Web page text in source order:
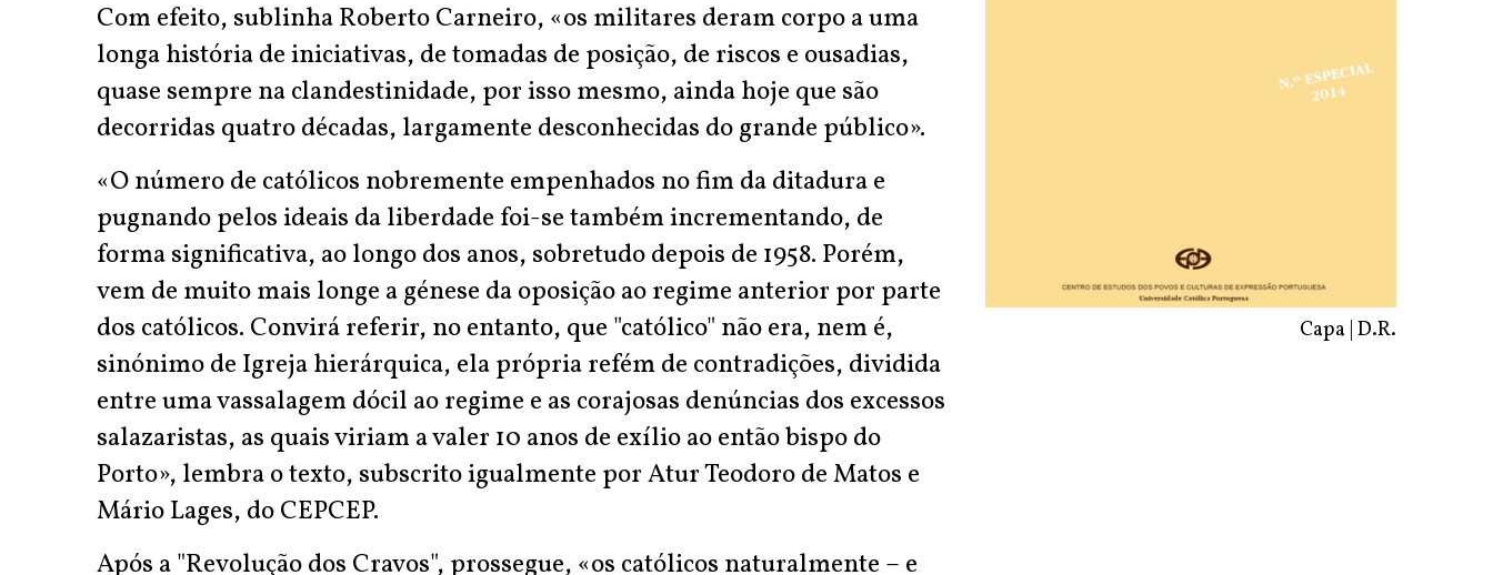
Com efeito, sublinha Roberto Carneiro, «os militares deram corpo a uma
longa história de iniciativas, de tomadas de posição, de riscos e ousadias,
quase sempre na clandestinidade, por isso mesmo, ainda hoje que são
decorridas quatro décadas, largamente desconhecidas do grande público».
«O número de católicos nobremente empenhados no fim da ditadura e
pugnando pelos ideais da liberdade foi-se também incrementando, de
forma significativa, ao longo dos anos, sobretudo depois de 1958. Porém,
vem de muito mais longe a génese da oposição ao regime anterior por parte
dos católicos. Convirá referir, no entanto, que "católico" não era, nem é,
sinónimo de Igreja hierárquica, ela própria refém de contradições, dividida
entre uma vassalagem dócil ao regime e as corajosas denúncias dos excessos
salazaristas, as quais viriam a valer 10 anos de exílio ao então bispo do
Porto», lembra o texto, subscrito igualmente por Atur Teodoro de Matos e
Mário Lages, do CEPCEP.
Após a "Revolução dos Cravos", prossegue, «os católicos naturalmente – e
Capa | D.R.